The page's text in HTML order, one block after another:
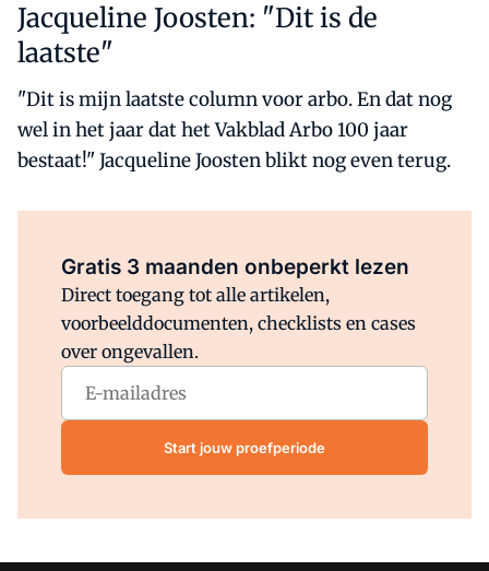
Jacqueline Joosten: "Dit is de
laatste"
"Dit is mijn laatste column voor arbo. En dat nog
wel in het jaar dat het Vakblad Arbo 100 jaar
bestaat!" Jacqueline Joosten blikt nog even terug.
Gratis 3 maanden onbeperkt lezen
Direct toegang tot alle artikelen,
voorbeelddocumenten, checklists en cases
over ongevallen.
Start jouw proefperiode